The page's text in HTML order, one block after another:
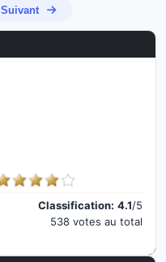
Suivant
Classification: 4.1/5
538 votes au total